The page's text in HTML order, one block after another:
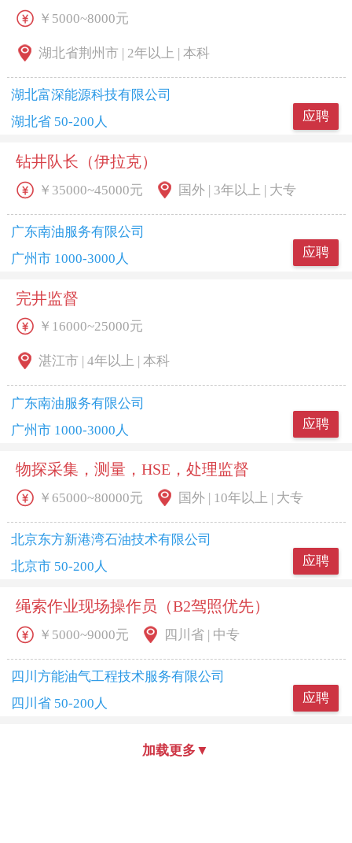
应聘
￥5000~8000元
湖北省荆州市 | 2年以上 | 本科
湖北富深能源科技有限公司
湖北省 50-200人
钻井队长（伊拉克）
应聘
￥35000~45000元 国外 | 3年以上 | 大专
广东南油服务有限公司
广州市 1000-3000人
完井监督
应聘
￥16000~25000元
湛江市 | 4年以上 | 本科
广东南油服务有限公司
广州市 1000-3000人
物探采集，测量，HSE，处理监督
应聘
￥65000~80000元 国外 | 10年以上 | 大专
北京东方新港湾石油技术有限公司
北京市 50-200人
绳索作业现场操作员（B2驾照优先）
应聘
￥5000~9000元 四川省 | 中专
四川方能油气工程技术服务有限公司
四川省 50-200人
加载更多 ▼